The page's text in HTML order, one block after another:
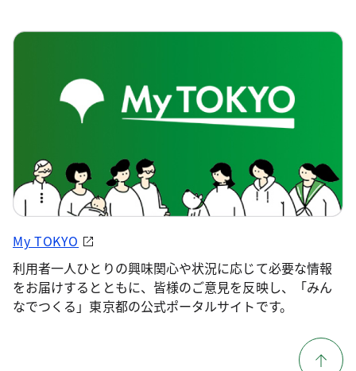
My TOKYO
利用者一人ひとりの興味関心や状況に応じて必要な情報
をお届けするとともに、皆様のご意見を反映し、「みん
なでつくる」東京都の公式ポータルサイトです。